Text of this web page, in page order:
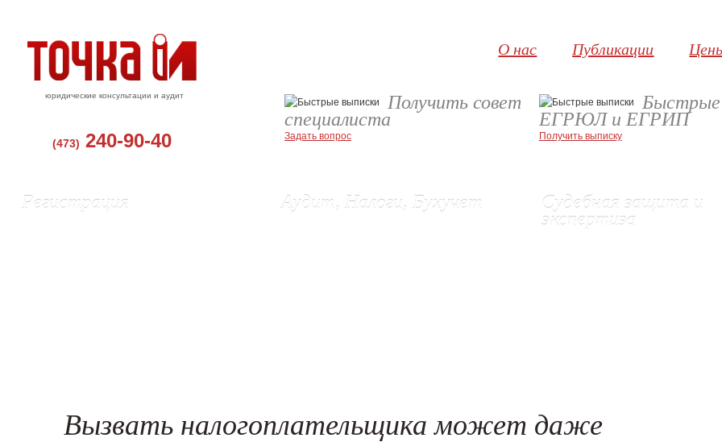
юридические консультации и аудит
(473) 240-90-40
О нас Публикации
Получить совет
специалиста
Задать вопрос
Быстрые
ЕГРЮЛ и ЕГРИП
Получить выписку
Регистрация Аудит, Налоги, Бухучет
Судебная защита и
экспертиза
Вызвать налогоплательщика может даже